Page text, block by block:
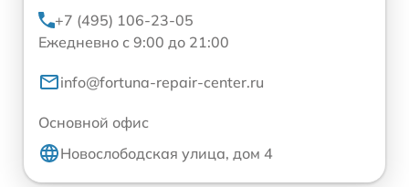
+7 (495) 106-23-05
Ежедневно с 9:00 до 21:00
info@fortuna-repair-center.ru
Основной офис
Новослободская улица, дом 4